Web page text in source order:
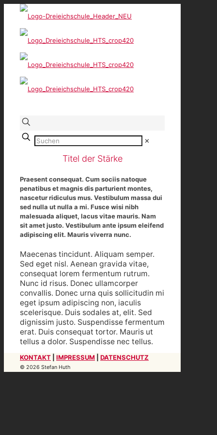
✕
Titel der Stärke
Praesent consequat. Cum sociis natoque
penatibus et magnis dis parturient montes,
nascetur ridiculus mus. Vestibulum massa dui
sed nulla ut nulla a mi. Fusce wisi nibh
malesuada aliquet, lacus vitae mauris. Nam
sit amet justo. Vestibulum ante ipsum eleifend
adipiscing elit. Mauris viverra nunc.
Maecenas tincidunt. Aliquam semper.
Sed eget nisl. Aenean gravida vitae,
consequat lorem fermentum rutrum.
Nunc id risus. Donec ullamcorper
convallis. Donec urna quis sollicitudin mi
eget ipsum adipiscing non, iaculis
scelerisque. Duis sodales at, elit. Sed
dignissim justo. Suspendisse fermentum
erat. Duis consequat tortor. Mauris ut
tellus a dolor. Suspendisse nec tellus.
KONTAKT IMPRESSUM DATENSCHUTZ
© 2026 Stefan Huth